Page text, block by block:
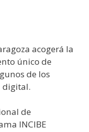
acogerá la
único de
de los
digital.
de
INCIBE